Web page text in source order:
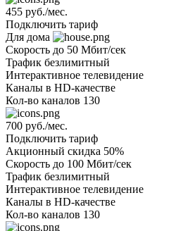
455 руб./мес.
Подключить тариф
Для дома
Скорость до 50 Мбит/сек
Трафик безлимитный
Интерактивное телевидение
Каналы в HD-качестве
Кол-во каналов 130
700 руб./мес.
Подключить тариф
Акционный скидка 50%
Скорость до 100 Мбит/сек
Трафик безлимитный
Интерактивное телевидение
Каналы в HD-качестве
Кол-во каналов 130